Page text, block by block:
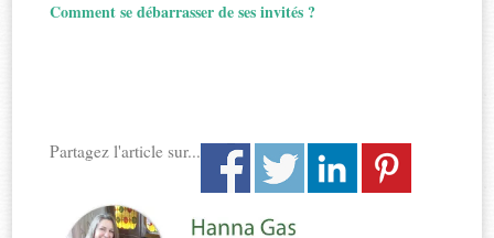
Comment se débarrasser de ses invités ?
Partagez l'article sur...